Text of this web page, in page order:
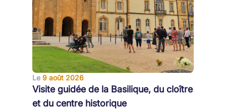
Le 9 août 2026
Visite guidée de la Basilique, du cloître
et du centre historique